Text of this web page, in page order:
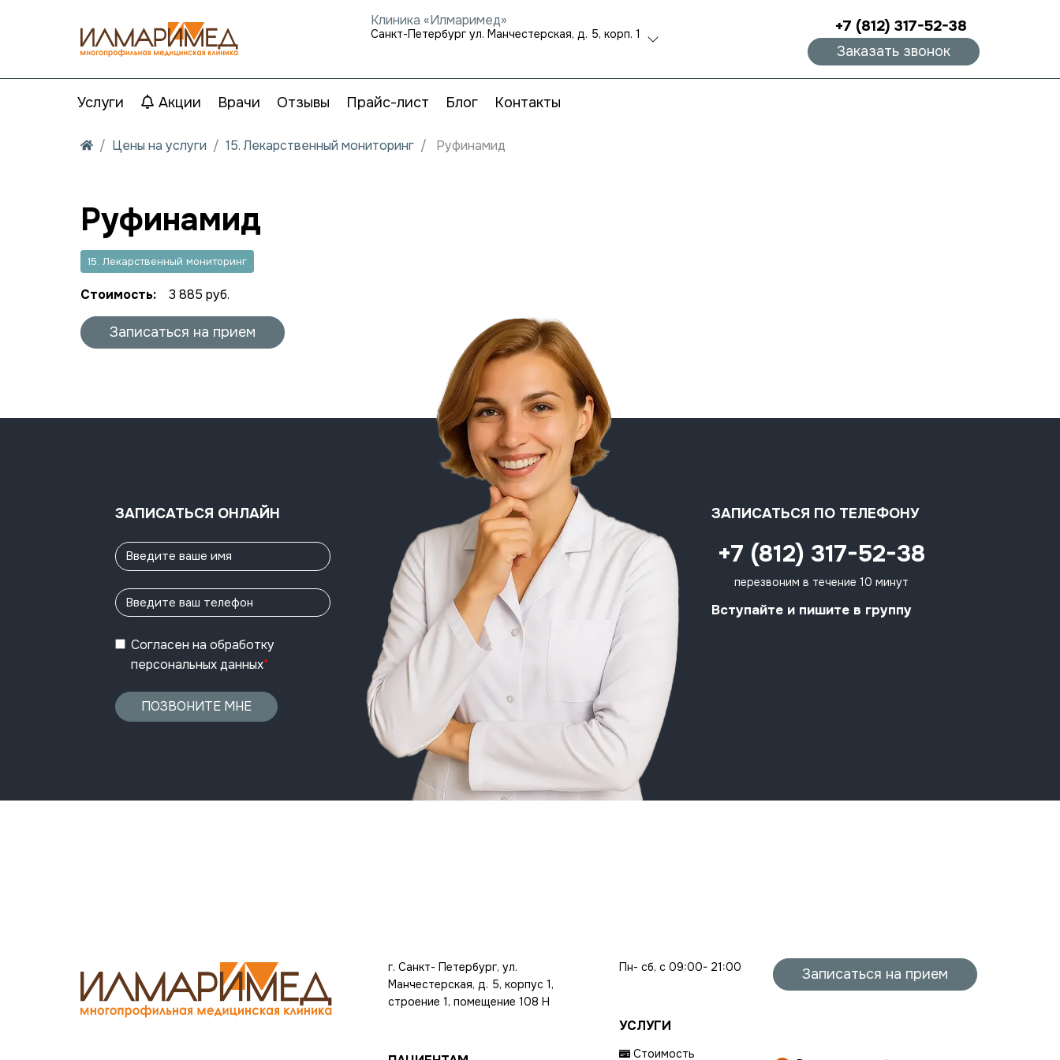
Клиника «Илмаримед»
Санкт-Петербург ул. Манчестерская, д. 5, корп. 1 +7 (812) 317-52-38
Заказать звонок
Услуги Акции Врачи Отзывы Прайс-лист Блог Контакты
Цены на услуги 15. Лекарственный мониторинг Руфинамид
Руфинамид
15. Лекарственный мониторинг
Стоимость: 3 885 руб.
Записаться на прием
ЗАПИСАТЬСЯ ОНЛАЙН
Согласен на обработку
персональных данных*
ПОЗВОНИТЕ МНЕ
ЗАПИСАТЬСЯ ПО ТЕЛЕФОНУ
+7 (812) 317-52-38
перезвоним в течение 10 минут
Вступайте и пишите в группу
г. Санкт- Петербург, ул.
Манчестерская, д. 5, корпус 1,
строение 1, помещение 108 Н
Пн- сб, с 09:00- 21:00
УСЛУГИ
Стоимость
Записаться на прием